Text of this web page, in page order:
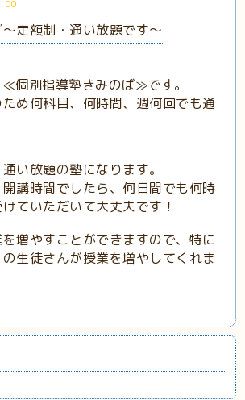
定額制・通い放題です～
個別指導塾きみのば≫です。
め何科目、何時間、週何回でも通
い放題の塾になります。
講時間でしたら、何日間でも何時
ていただいて大丈夫です！
増やすことができますので、特に
生徒さんが授業を増やしてくれま